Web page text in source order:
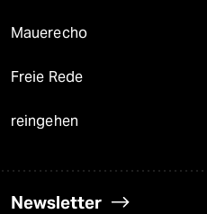
Mauerecho
Freie Rede
reingehen
Newsletter